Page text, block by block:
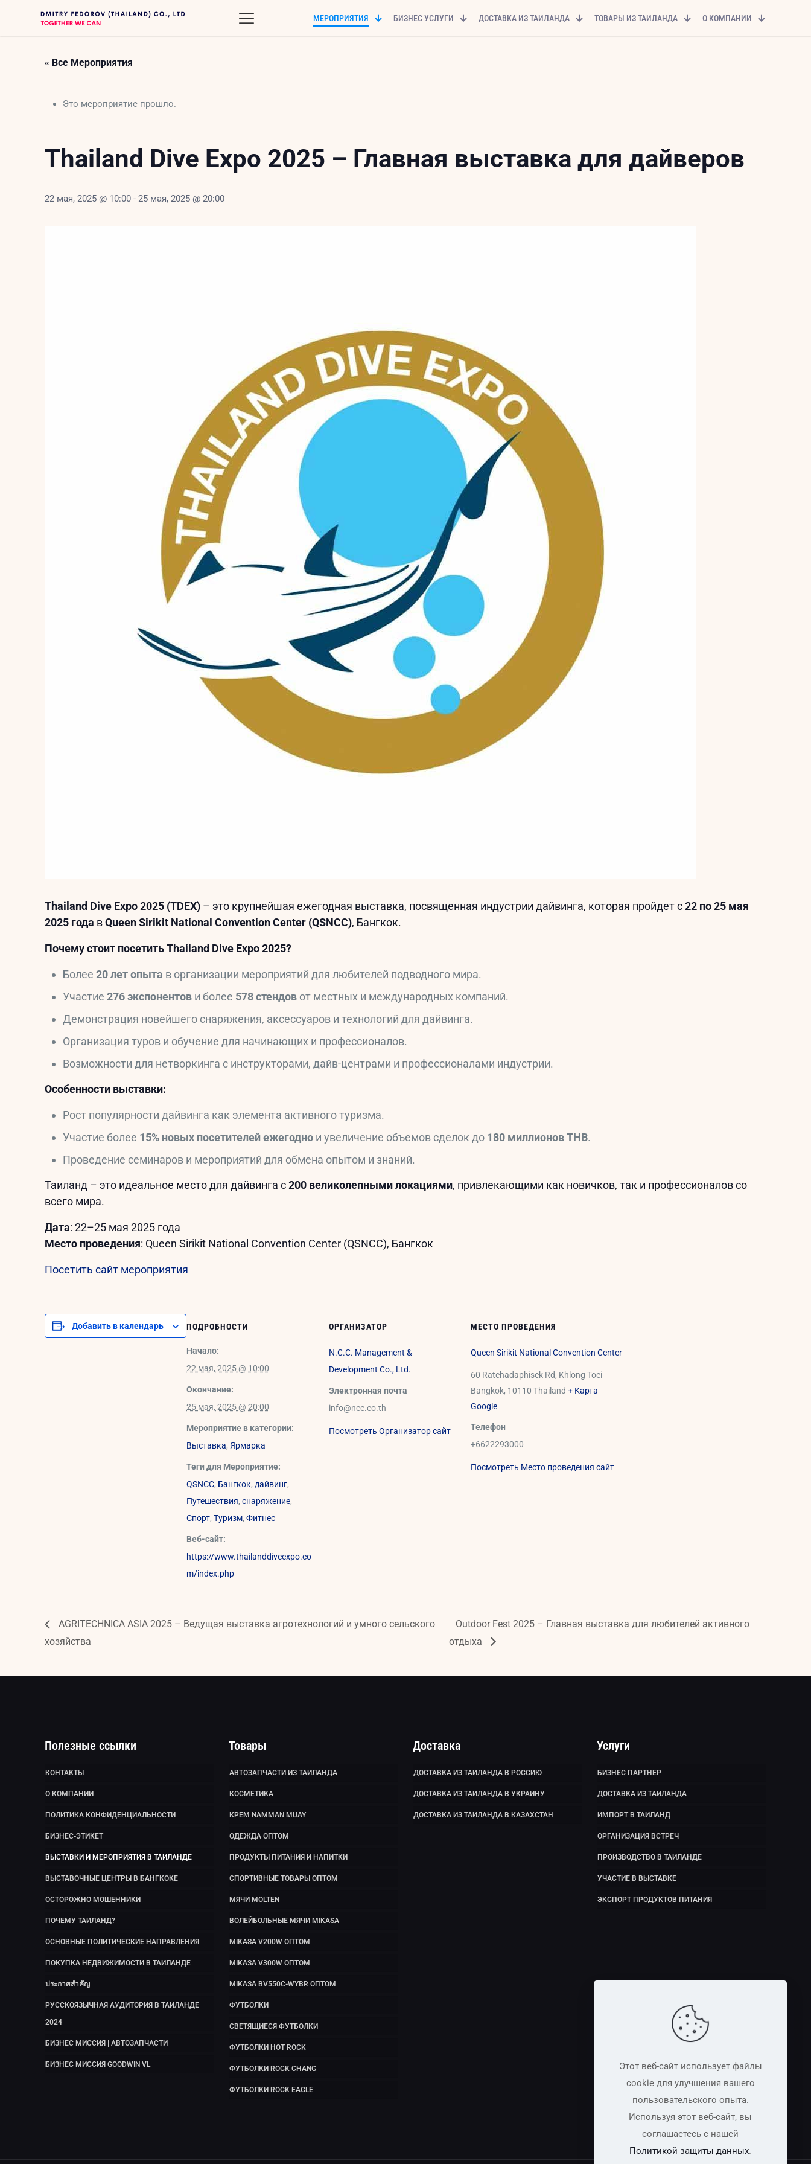
МЕРОПРИЯТИЯ БИЗНЕС УСЛУГИ ДОСТАВКА ИЗ ТАИЛАНДА ТОВАРЫ ИЗ ТАИЛАНДА О КОМПАНИИ
« Все Мероприятия
Это мероприятие прошло.
Thailand Dive Expo 2025 – Главная выставка для дайверов
22 мая, 2025 @ 10:00 -25 мая, 2025 @ 20:00
Thailand Dive Expo 2025 (TDEX) – это крупнейшая ежегодная выставка, посвященная индустрии дайвинга, которая пройдет с22 по 25 мая
2025 года вQueen Sirikit National Convention Center (QSNCC), Бангкок.
Почему стоит посетить Thailand Dive Expo 2025?
Более20 лет опыта в организации мероприятий для любителей подводного мира.
Участие276 экспонентов и более 578 стендов от местных и международных компаний.
Демонстрация новейшего снаряжения, аксессуаров и технологий для дайвинга.
Организация туров и обучение для начинающих и профессионалов.
Возможности для нетворкинга с инструкторами, дайв-центрами и профессионалами индустрии.
Особенности выставки:
Рост популярности дайвинга как элемента активного туризма.
Участие более 15% новых посетителей ежегодно и увеличение объемов сделок до 180 миллионов THB.
Проведение семинаров и мероприятий для обмена опытом и знаний.
Таиланд – это идеальное место для дайвинга с200 великолепными локациями, привлекающими как новичков, так и профессионалов со
всего мира.
Дата: 22–25 мая 2025 года
Место проведения: Queen Sirikit National Convention Center (QSNCC), Бангкок
Посетить сайт мероприятия
Добавить в календарь ПОДРОБНОСТИ
Начало:
22 мая, 2025 @ 10:00
Окончание:
25 мая, 2025 @ 20:00
Мероприятие в категории:
Выставка, Ярмарка
Теги для Мероприятие:
QSNCC, Бангкок, дайвинг,
Путешествия,снаряжение,
Спорт,Туризм,Фитнес
Веб-сайт:
https://www.thailanddiveexpo.co
m/index.php
ОРГАНИЗАТОР
N.C.C. Management &
Development Co., Ltd.
Электронная почта
info@ncc.co.th
Посмотреть Организатор сайт
МЕСТО ПРОВЕДЕНИЯ
Queen Sirikit National Convention Center
60 Ratchadaphisek Rd, Khlong Toei
Bangkok, 10110 Thailand + Карта
Google
Телефон
+6622293000
Посмотреть Место проведения сайт
AGRITECHNICA ASIA 2025 – Ведущая выставка агротехнологий и умного сельского
хозяйства
Outdoor Fest 2025 – Главная выставка для любителей активного
отдыха
Полезные ссылки
КОНТАКТЫ
О КОМПАНИИ
ПОЛИТИКА КОНФИДЕНЦИАЛЬНОСТИ
БИЗНЕС-ЭТИКЕТ
ВЫСТАВКИ И МЕРОПРИЯТИЯ В ТАИЛАНДЕ
ВЫСТАВОЧНЫЕ ЦЕНТРЫ В БАНГКОКЕ
ОСТОРОЖНО МОШЕННИКИ
ПОЧЕМУ ТАИЛАНД?
ОСНОВНЫЕ ПОЛИТИЧЕСКИЕ НАПРАВЛЕНИЯ
ПОКУПКА НЕДВИЖИМОСТИ В ТАИЛАНДЕ
ประกาศสำคัญ
РУССКОЯЗЫЧНАЯ АУДИТОРИЯ В ТАИЛАНДЕ
2024
БИЗНЕС МИССИЯ | АВТОЗАПЧАСТИ
БИЗНЕС МИССИЯ GOODWIN VL
Товары
АВТОЗАПЧАСТИ ИЗ ТАИЛАНДА
КОСМЕТИКА
КРЕМ NAMMAN MUAY
ОДЕЖДА ОПТОМ
ПРОДУКТЫ ПИТАНИЯ И НАПИТКИ
СПОРТИВНЫЕ ТОВАРЫ ОПТОМ
МЯЧИ MOLTEN
ВОЛЕЙБОЛЬНЫЕ МЯЧИ MIKASA
MIKASA V200W ОПТОМ
MIKASA V300W ОПТОМ
MIKASA BV550C-WYBR ОПТОМ
ФУТБОЛКИ
СВЕТЯЩИЕСЯ ФУТБОЛКИ
ФУТБОЛКИ HOT ROCK
ФУТБОЛКИ ROCK CHANG
ФУТБОЛКИ ROCK EAGLE
Доставка
ДОСТАВКА ИЗ ТАИЛАНДА В РОССИЮ
ДОСТАВКА ИЗ ТАИЛАНДА В УКРАИНУ
ДОСТАВКА ИЗ ТАИЛАНДА В КАЗАХСТАН
Услуги
БИЗНЕС ПАРТНЕР
ДОСТАВКА ИЗ ТАИЛАНДА
ИМПОРТ В ТАИЛАНД
ОРГАНИЗАЦИЯ ВСТРЕЧ
ПРОИЗВОДСТВО В ТАИЛАНДЕ
УЧАСТИЕ В ВЫСТАВКЕ
ЭКСПОРТ ПРОДУКТОВ ПИТАНИЯ
Этот веб-сайт использует файлы
cookie для улучшения вашего
пользовательского опыта.
Используя этот веб-сайт, вы
соглашаетесь с нашей
Политикой защиты данных.